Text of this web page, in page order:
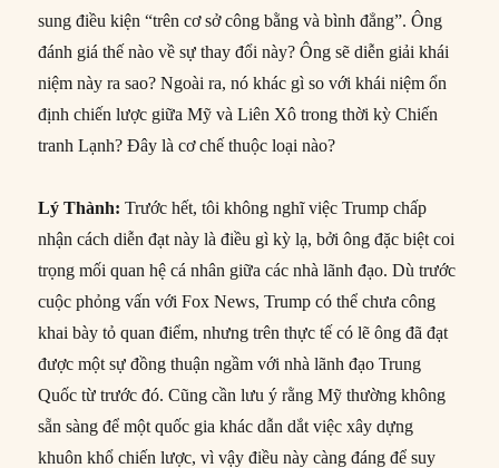
sung điều kiện “trên cơ sở công bằng và bình đẳng”. Ông
đánh giá thế nào về sự thay đổi này? Ông sẽ diễn giải khái
niệm này ra sao? Ngoài ra, nó khác gì so với khái niệm ổn
định chiến lược giữa Mỹ và Liên Xô trong thời kỳ Chiến
tranh Lạnh? Đây là cơ chế thuộc loại nào?
Lý Thành: Trước hết, tôi không nghĩ việc Trump chấp
nhận cách diễn đạt này là điều gì kỳ lạ, bởi ông đặc biệt coi
trọng mối quan hệ cá nhân giữa các nhà lãnh đạo. Dù trước
cuộc phỏng vấn với Fox News, Trump có thể chưa công
khai bày tỏ quan điểm, nhưng trên thực tế có lẽ ông đã đạt
được một sự đồng thuận ngầm với nhà lãnh đạo Trung
Quốc từ trước đó. Cũng cần lưu ý rằng Mỹ thường không
sẵn sàng để một quốc gia khác dẫn dắt việc xây dựng
khuôn khổ chiến lược, vì vậy điều này càng đáng để suy